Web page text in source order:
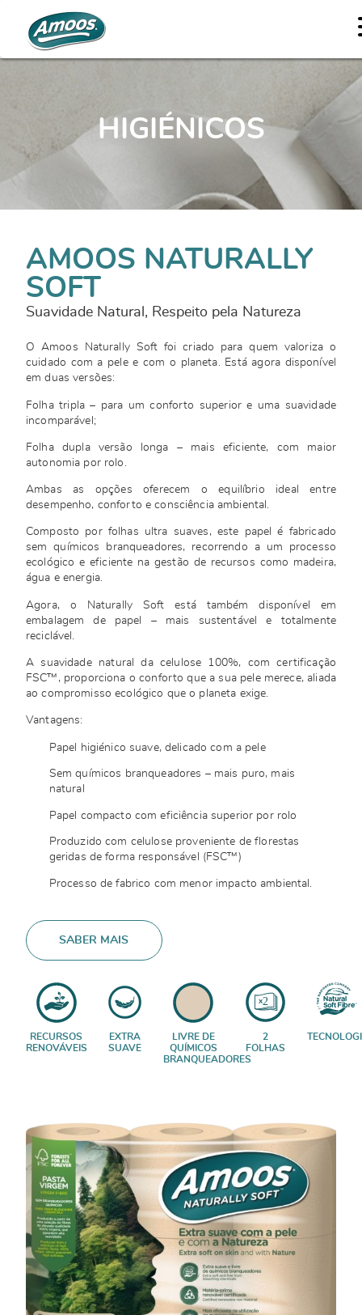
HIGIÉNICOS
AMOOS NATURALLY
SOFT
Suavidade Natural, Respeito pela Natureza
O Amoos Naturally Soft foi criado para quem valoriza o
cuidado com a pele e com o planeta. Está agora disponível
em duas versões:
Folha tripla – para um conforto superior e uma suavidade
incomparável;
Folha dupla versão longa – mais eficiente, com maior
autonomia por rolo.
Ambas as opções oferecem o equilíbrio ideal entre
desempenho, conforto e consciência ambiental.
Composto por folhas ultra suaves, este papel é fabricado
sem químicos branqueadores, recorrendo a um processo
ecológico e eficiente na gestão de recursos como madeira,
água e energia.
Agora, o Naturally Soft está também disponível em
embalagem de papel – mais sustentável e totalmente
reciclável.
A suavidade natural da celulose 100%, com certificação
FSC™, proporciona o conforto que a sua pele merece, aliada
ao compromisso ecológico que o planeta exige.
Vantagens:
Papel higiénico suave, delicado com a pele
Sem químicos branqueadores – mais puro, mais
natural
Papel compacto com eficiência superior por rolo
Produzido com celulose proveniente de florestas
geridas de forma responsável (FSC™)
Processo de fabrico com menor impacto ambiental.
SABER MAIS
RECURSOS
RENOVÁVEIS
EXTRA
SUAVE
LIVRE DE
QUÍMICOS
BRANQUEADORES
2
FOLHAS